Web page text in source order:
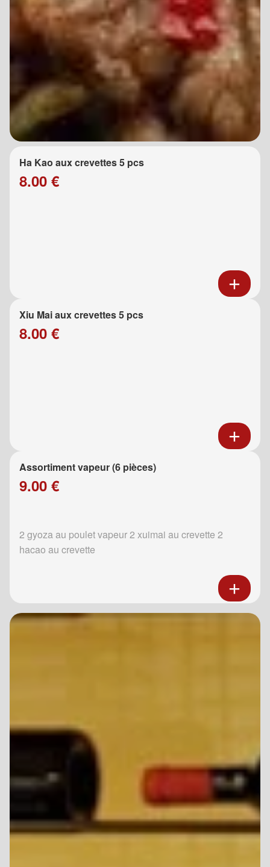
Ha Kao aux crevettes 5 pcs
8.00 €
Xiu Mai aux crevettes 5 pcs
8.00 €
Assortiment vapeur (6 pièces)
9.00 €
2 gyoza au poulet vapeur 2 xuimai au crevette 2
hacao au crevette